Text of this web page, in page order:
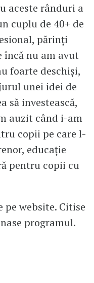
aceste rânduri a
cuplu de 40+ de
părinți
nu am avut
foarte deschiși,
unei idei de
să investească,
auzit când i-am
copii pe care l-
educație
pentru copii cu
pe website. Citise
programul.